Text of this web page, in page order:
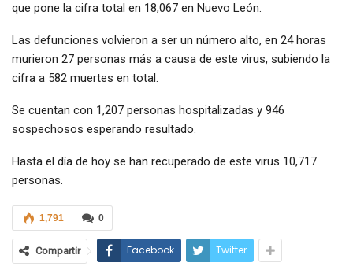
que pone la cifra total en 18,067 en Nuevo León.
Las defunciones volvieron a ser un número alto, en 24 horas
murieron 27 personas más a causa de este virus, subiendo la
cifra a 582 muertes en total.
Se cuentan con 1,207 personas hospitalizadas y 946
sospechosos esperando resultado.
Hasta el día de hoy se han recuperado de este virus 10,717
personas.
0
1,791
Compartir Facebook Twitter